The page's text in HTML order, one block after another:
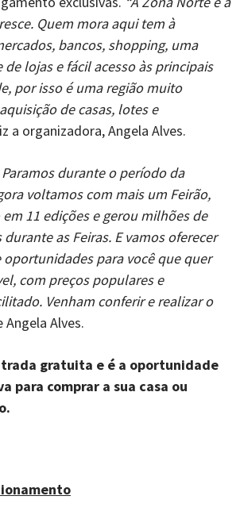
Quem mora aqui tem à
bancos, shopping, uma
de lojas e fácil acesso às principais
por isso é uma região muito
de casas, lotes e
a organizadora, Angela Alves.
durante o período da
voltamos com mais um Feirão,
11 edições e gerou milhões de
as Feiras. E vamos oferecer
oportunidades para você que quer
com preços populares e
Venham conferir e realizar o
Angela Alves.
gratuita e é a oportunidade
para comprar a sua casa ou